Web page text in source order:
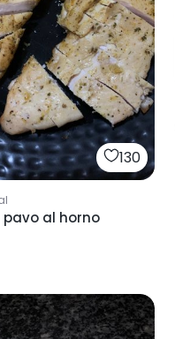
130
pavo al horno